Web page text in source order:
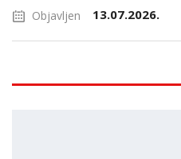
Objavljen 13.07.2026.